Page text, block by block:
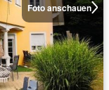
Foto anschauen